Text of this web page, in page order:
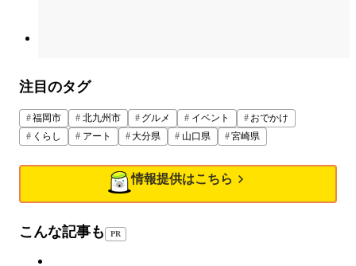
注目のタグ
福岡市 北九州市 グルメ イベント
おでかけ
くらし
アート 大分県 山口県 宮崎県
情報提供はこちら
こんな記事も PR